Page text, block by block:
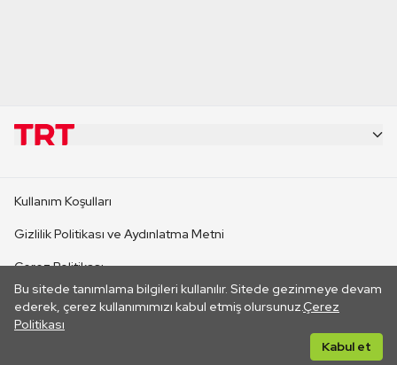
Bu sitede tanımlama bilgileri kullanılır. Sitede gezinmeye devam
ederek, çerez kullanımımızı kabul etmiş olursunuz.Çerez
Politikası
Kabul et
CANLI YAYINLAR
Kullanım Koşulları
Gizlilik Politikası ve Aydınlatma Metni
Çerez Politikası
İletişim
Her hakkı saklıdır. ©2026 TRT. Bağlantı yoluyla gidilen dış